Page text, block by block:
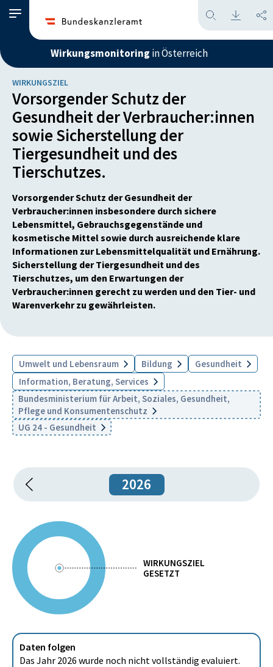
Wirkungsmonitoring in Österreich
WIRKUNGSZIEL
Vorsorgender Schutz der
Gesundheit der Verbraucher:innen
sowie Sicherstellung der
Tiergesundheit und des
Tierschutzes.
Vorsorgender Schutz der Gesundheit der
Verbraucher:innen insbesondere durch sichere
Lebensmittel, Gebrauchsgegenstände und
kosmetische Mittel sowie durch ausreichende klare
Informationen zur Lebensmittelqualität und Ernährung.
Sicherstellung der Tiergesundheit und des
Tierschutzes, um den Erwartungen der
Verbraucher:innen gerecht zu werden und den Tier- und
Warenverkehr zu gewährleisten.
Umwelt und Lebensraum Bildung
Gesundheit
Information, Beratung, Services
Bundesministerium für Arbeit, Soziales, Gesundheit,
Pflege und Konsumentenschutz
UG 24 - Gesundheit
2026
WIRKUNGSZIEL
GESETZT
Daten folgen
Das Jahr 2026 wurde noch nicht vollständig evaluiert.